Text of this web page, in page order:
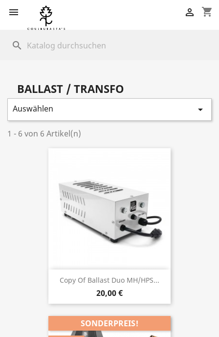
 shopping_cart

search
BALLAST / TRANSFO
Auswählen 
1 - 6 von 6 Artikel(n)
Copy Of Ballast Duo MH/HPS...
20,00 €
SONDERPREIS!